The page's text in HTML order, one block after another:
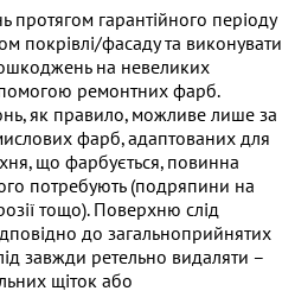
гарантійного періоду
покрівлі/фасаду та виконувати
на невеликих
ремонтних фарб.
як правило, можливе лише за
фарб, адаптованих для
що фарбується, повинна
потребують (подряпини на
тощо). Поверхню слід
до загальноприйнятих
завжди ретельно видаляти –
щіток або